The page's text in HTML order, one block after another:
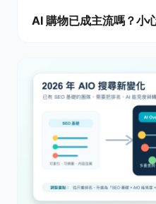
AI 購物已成主流嗎？小